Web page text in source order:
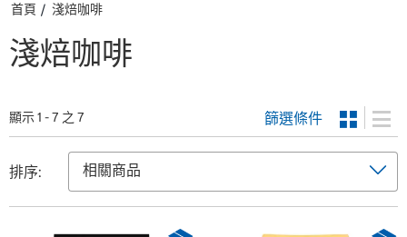
首頁 淺焙咖啡
淺焙咖啡
顯示 1 - 7 之 7 篩選條件
排序: